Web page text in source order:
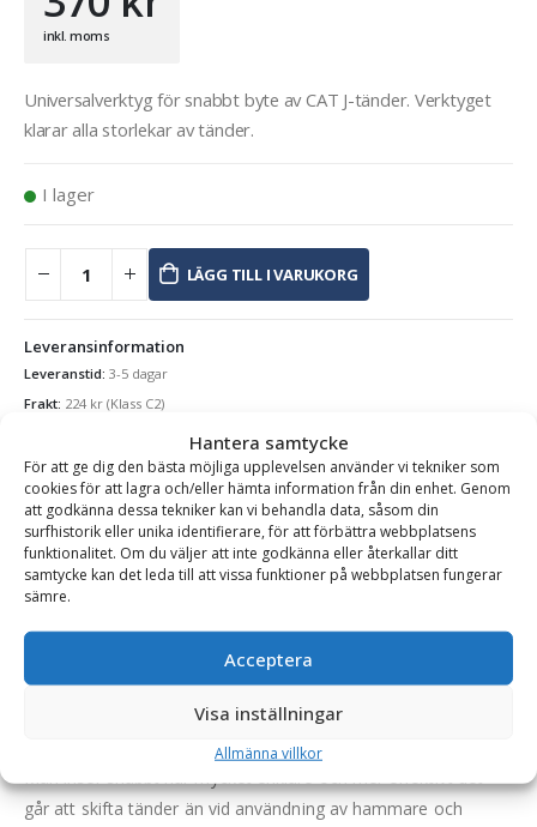
Hantera samtycke
För att ge dig den bästa möjliga upplevelsen använder vi tekniker som
cookies för att lagra och/eller hämta information från din enhet. Genom
att godkänna dessa tekniker kan vi behandla data, såsom din
surfhistorik eller unika identifierare, för att förbättra webbplatsens
funktionalitet. Om du väljer att inte godkänna eller återkallar ditt
samtycke kan det leda till att vissa funktioner på webbplatsen fungerar
sämre.
Acceptera
Visa inställningar
Allmänna villkor
inkl. moms
Universalverktyg för snabbt byte av CAT J-tänder. Verktyget
klarar alla storlekar av tänder.
I lager
LÄGG TILL I VARUKORG
Leveransinformation
Leveranstid: 3-5 dagar
Frakt: 224 kr (Klass C2)
Se alla produkter inom samma kategori
Tillbehör Skoptänder & Grävtänder
BESKRIVNING
Handverktyg för byte av CAT J-tänder
Smart universalverktyg för snabbt byte av CAT J-tänder.
Man inser snabbt hur mycket enklare och mer effektivt det
går att skifta tänder än vid användning av hammare och